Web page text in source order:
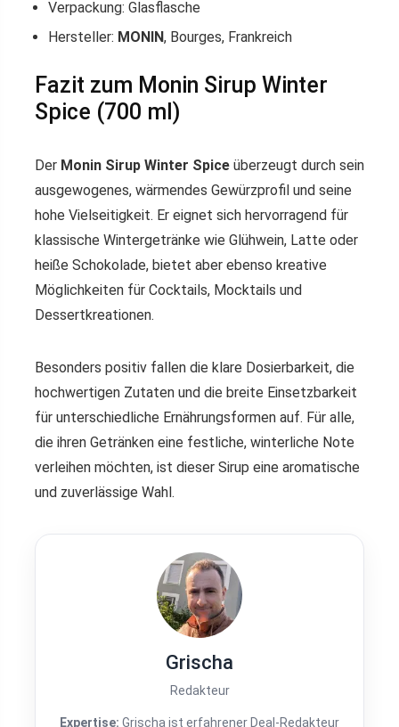
Verpackung: Glasflasche
Hersteller: MONIN, Bourges, Frankreich
Fazit zum Monin Sirup Winter
Spice (700 ml)
Der Monin Sirup Winter Spice überzeugt durch sein
ausgewogenes, wärmendes Gewürzprofil und seine
hohe Vielseitigkeit. Er eignet sich hervorragend für
klassische Wintergetränke wie Glühwein, Latte oder
heiße Schokolade, bietet aber ebenso kreative
Möglichkeiten für Cocktails, Mocktails und
Dessertkreationen.
Besonders positiv fallen die klare Dosierbarkeit, die
hochwertigen Zutaten und die breite Einsetzbarkeit
für unterschiedliche Ernährungsformen auf. Für alle,
die ihren Getränken eine festliche, winterliche Note
verleihen möchten, ist dieser Sirup eine aromatische
und zuverlässige Wahl.
Grischa
Redakteur
Expertise: Grischa ist erfahrener Deal-Redakteur